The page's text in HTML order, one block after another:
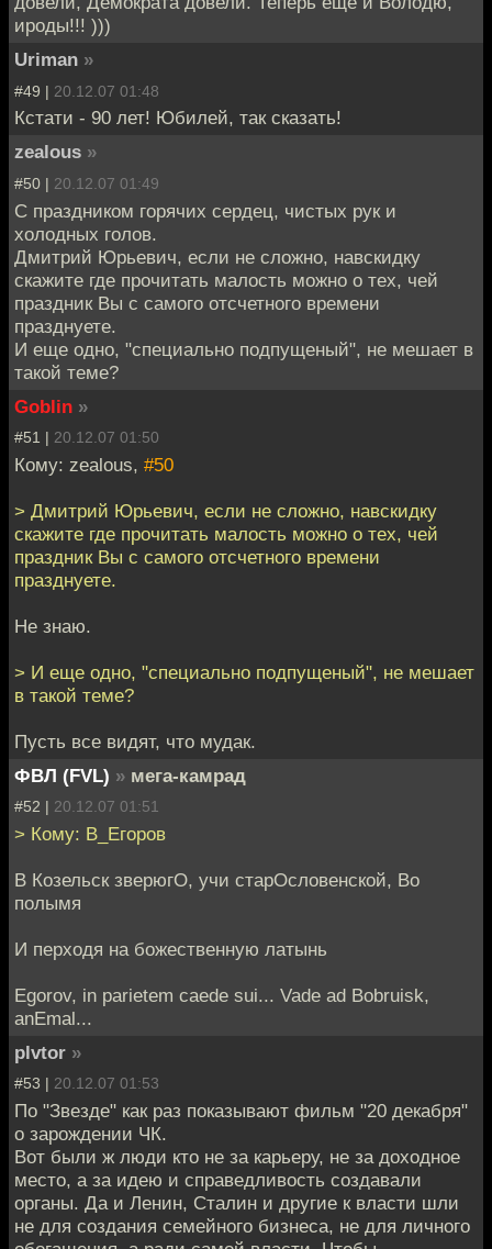
ироды!!! )))
Uriman »
#49 | 20.12.07 01:48
Кстати - 90 лет! Юбилей, так сказать!
zealous »
#50 | 20.12.07 01:49
С праздником горячих сердец, чистых рук и
холодных голов.
Дмитрий Юрьевич, если не сложно, навскидку
скажите где прочитать малость можно о тех, чей
праздник Вы с самого отсчетного времени
празднуете.
И еще одно, "специально подпущеный", не мешает в
такой теме?
Goblin »
#51 | 20.12.07 01:50
Кому: zealous, #50
> Дмитрий Юрьевич, если не сложно, навскидку
скажите где прочитать малость можно о тех, чей
праздник Вы с самого отсчетного времени
празднуете.
Не знаю.
> И еще одно, "специально подпущеный", не мешает
в такой теме?
Пусть все видят, что мудак.
ФВЛ (FVL) » мега-камрад
#52 | 20.12.07 01:51
> Кому: В_Егоров
В Козельск зверюгО, учи старОсловенской, Во
полымя
И перходя на божественную латынь
Egorov, in parietem caede sui... Vade ad Bobruisk,
anEmal...
plvtor »
#53 | 20.12.07 01:53
По "Звезде" как раз показывают фильм "20 декабря"
о зарождении ЧК.
Вот были ж люди кто не за карьеру, не за доходное
место, а за идею и справедливость создавали
органы. Да и Ленин, Сталин и другие к власти шли
не для создания семейного бизнеса, не для личного